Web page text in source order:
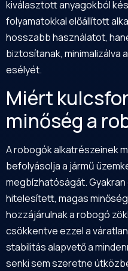
kiválasztott anyagokból
folyamatokkal előállított
hosszabb használatot,
biztosítanak, minimalizálva
esélyét.
Miért
minőség a
A robogók alkatrészeinek
befolyásolja a jármű
megbízhatóságát.
hitelesített, magas
hozzájárulnak a robogó
csökkentve ezzel a
stabilitás alapvető a
senki sem szeretne